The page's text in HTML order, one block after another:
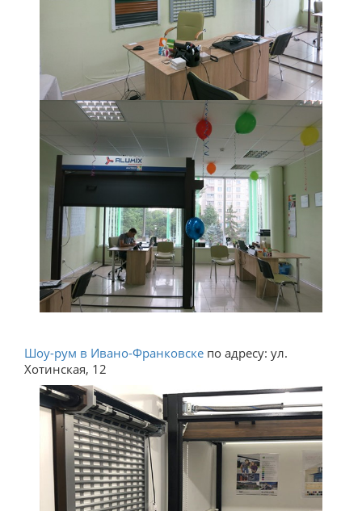
Шоу-рум в Ивано-Франковске по адресу: ул.
Хотинская, 12